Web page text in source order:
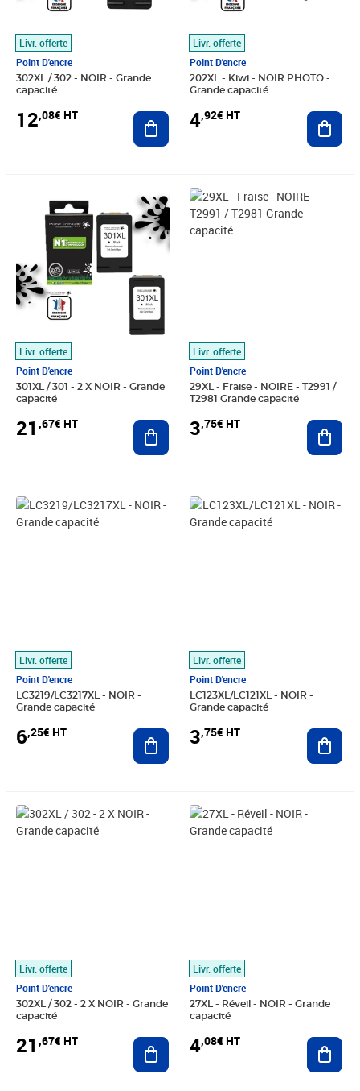
Livr. offerte
Point D'encre
302XL / 302 - NOIR - Grande
capacité
12,08€ HT Ajouter au panier
Livr. offerte
Point D'encre
202XL - Kiwi - NOIR PHOTO -
Grande capacité
4,92€ HT
Livr. offerte
Point D'encre
301XL / 301 - 2 X NOIR - Grande
capacité
21 ,67€ HT Ajouter au panier
Livr. offerte
Point D'encre
29XL - Fraise - NOIRE - T2991 /
T2981 Grande capacité
3,75€ HT
Prix 3,75€ HT
Livr. offerte
Point D'encre
LC3219/LC3217XL - NOIR -
Grande capacité
6,25€ HT
Prix 6,25€ HT
Ajouter au panier
Livr. offerte
Point D'encre
LC123XL/LC121XL - NOIR -
Grande capacité
3,75€ HT
Prix 3,75€ HT
Livr. offerte
Point D'encre
302XL / 302 - 2 X NOIR - Grande
capacité
21 ,67€ HT
Prix 21,67€ HT
Ajouter au panier
Livr. offerte
Point D'encre
27XL - Réveil - NOIR - Grande
capacité
4,08€ HT
Prix 4,08€ HT